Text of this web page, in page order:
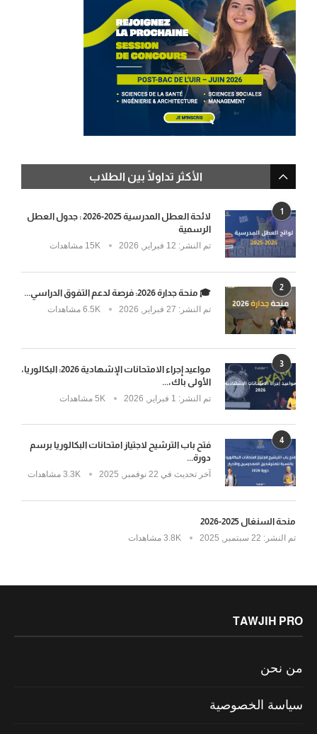
الأكثر تداولًا بين الطلاب
1
لائحة العطل المدرسية 2025-2026 : جدول العطل
الرسمية
تم النشر: 15K مشاهدات
2 🎓 منحة جدارة 2026: فرصة لدعم التفوق الدراسي...
تم النشر: 6.5K مشاهدات
3
مواعيد إجراء الامتحانات الإشهادية 2026: البكالوريا،
الأولى باك،...
تم النشر: 5K مشاهدات
4
فتح باب الترشيح لاجتياز امتحانات البكالوريا برسم
دورة...
آخر تحديث في 3.3K مشاهدات
منحة السنغال 2025-2026
تم النشر: 3.8K مشاهدات
TAWJIH PRO
من نحن
سياسة الخصوصية